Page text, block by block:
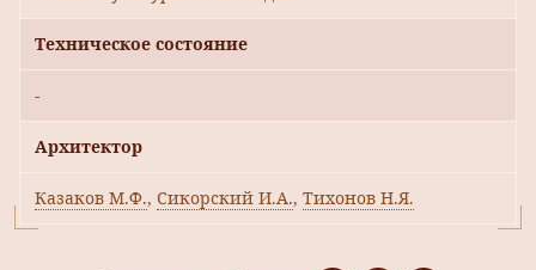
Техническое состояние
-
Архитектор
Казаков М.Ф., Сикорский И.А., Тихонов Н.Я.